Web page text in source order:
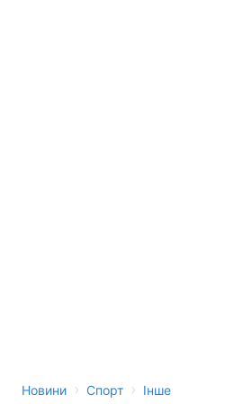
Новини › Спорт › Інше